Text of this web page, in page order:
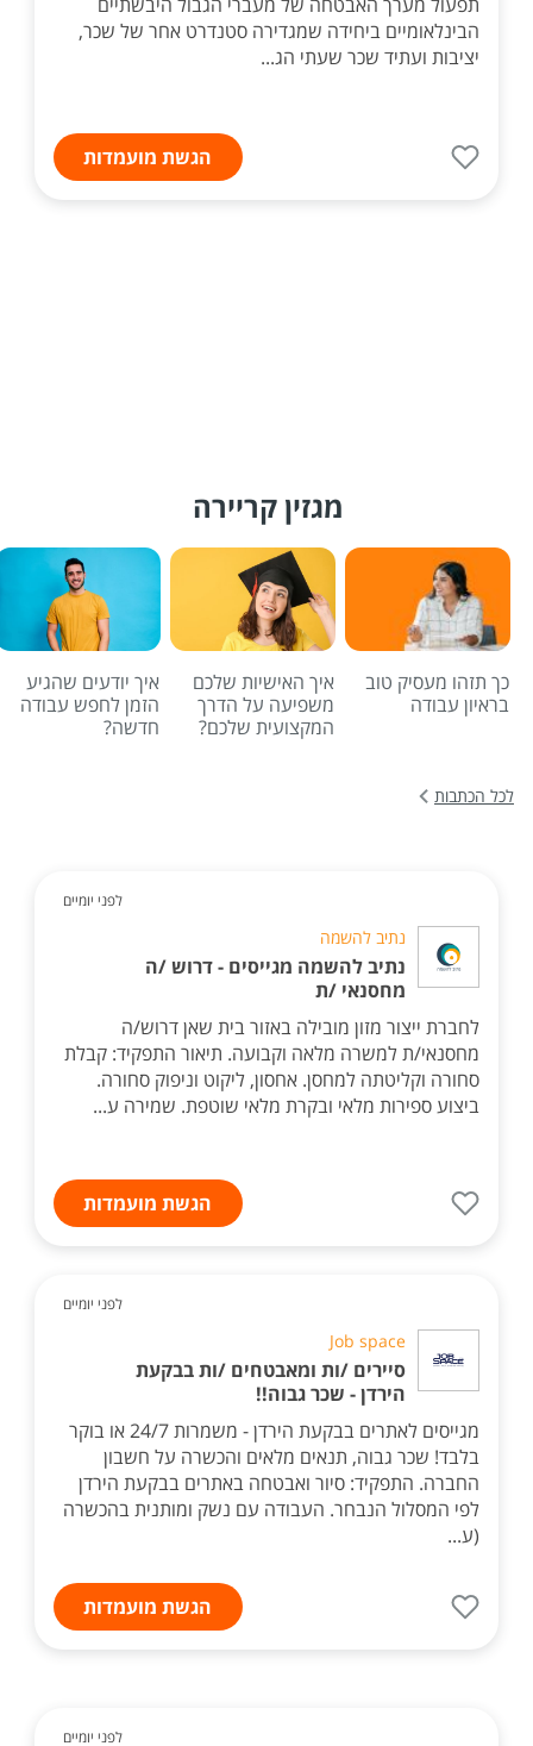
הבינלאומיים ביחידה שמגדירה סטנדרט אחר של שכר,
יציבות ועתיד שכר שעתי הג...
הגשת מועמדות
מגזין קריירה
כך תזהו מעסיק טוב
בראיון עבודה
איך האישיות שלכם
משפיעה על הדרך
המקצועית שלכם?
איך יודעים שהגיע
הזמן לחפש עבודה
חדשה?
לכל הכתבות
לפני יומיים
נתיב להשמה
נתיב להשמה מגייסים - דרוש /ה
מחסנאי /ת
לחברת ייצור מזון מובילה באזור בית שאן דרוש/ה
מחסנאי/ת למשרה מלאה וקבועה. תיאור התפקיד: קבלת
סחורה וקליטתה למחסן. אחסון, ליקוט וניפוק סחורה.
ביצוע ספירות מלאי ובקרת מלאי שוטפת. שמירה ע...
הגשת מועמדות
לפני יומיים
Job space
סיירים /ות ומאבטחים /ות בבקעת
הירדן - שכר גבוה!!
מגייסים לאתרים בבקעת הירדן - משמרות 24/7 או בוקר
בלבד! שכר גבוה, תנאים מלאים והכשרה על חשבון
החברה. התפקיד: סיור ואבטחה באתרים בבקעת הירדן
לפי המסלול הנבחר. העבודה עם נשק ומותנית בהכשרה
(ע...
הגשת מועמדות
לפני יומיים